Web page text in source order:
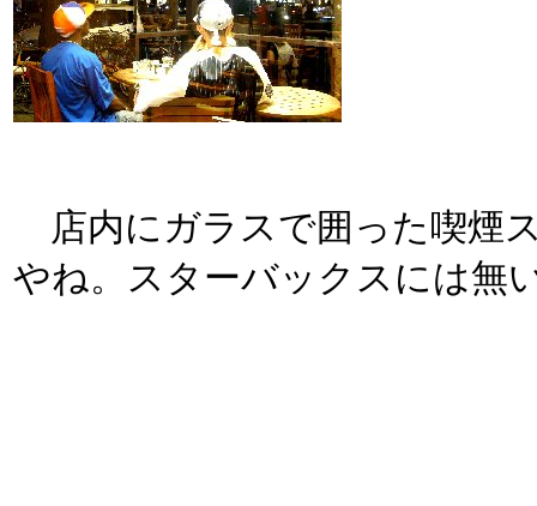
店内にガラスで囲った喫煙
やね。スターバックスには無